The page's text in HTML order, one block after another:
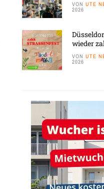
VON UTE
2026
wieder
VON UTE
2026